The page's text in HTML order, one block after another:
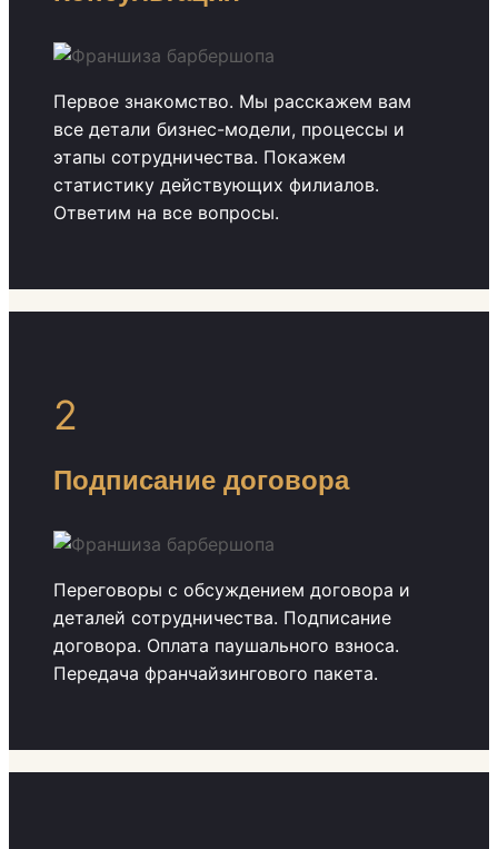
Первое знакомство. Мы расскажем вам
все детали бизнес-модели, процессы и
этапы сотрудничества. Покажем
статистику действующих филиалов.
Ответим на все вопросы.
2
Подписание договора
Переговоры с обсуждением договора и
деталей сотрудничества. Подписание
договора. Оплата паушального взноса.
Передача франчайзингового пакета.